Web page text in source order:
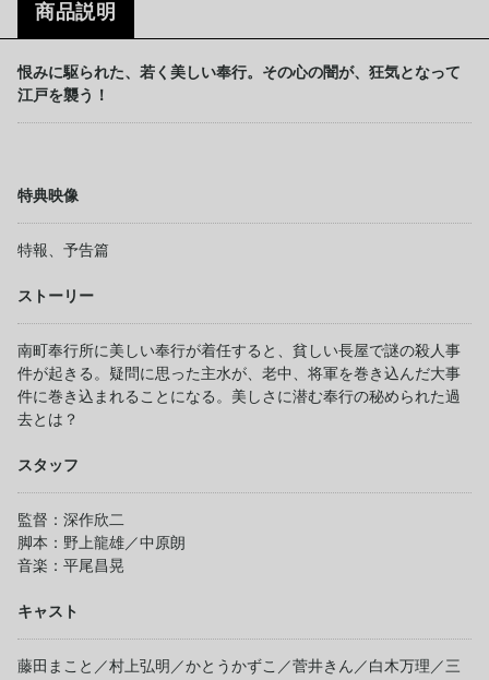
商品説明
恨みに駆られた、若く美しい奉行。その心の闇が、狂気となって
江戸を襲う！
特典映像
特報、予告篇
ストーリー
南町奉行所に美しい奉行が着任すると、貧しい長屋で謎の殺人事
件が起きる。疑問に思った主水が、老中、将軍を巻き込んだ大事
件に巻き込まれることになる。美しさに潜む奉行の秘められた過
去とは？
スタッフ
監督：深作欣二
脚本：野上龍雄／中原朗
音楽：平尾昌晃
キャスト
藤田まこと／村上弘明／かとうかずこ／菅井きん／白木万理／三